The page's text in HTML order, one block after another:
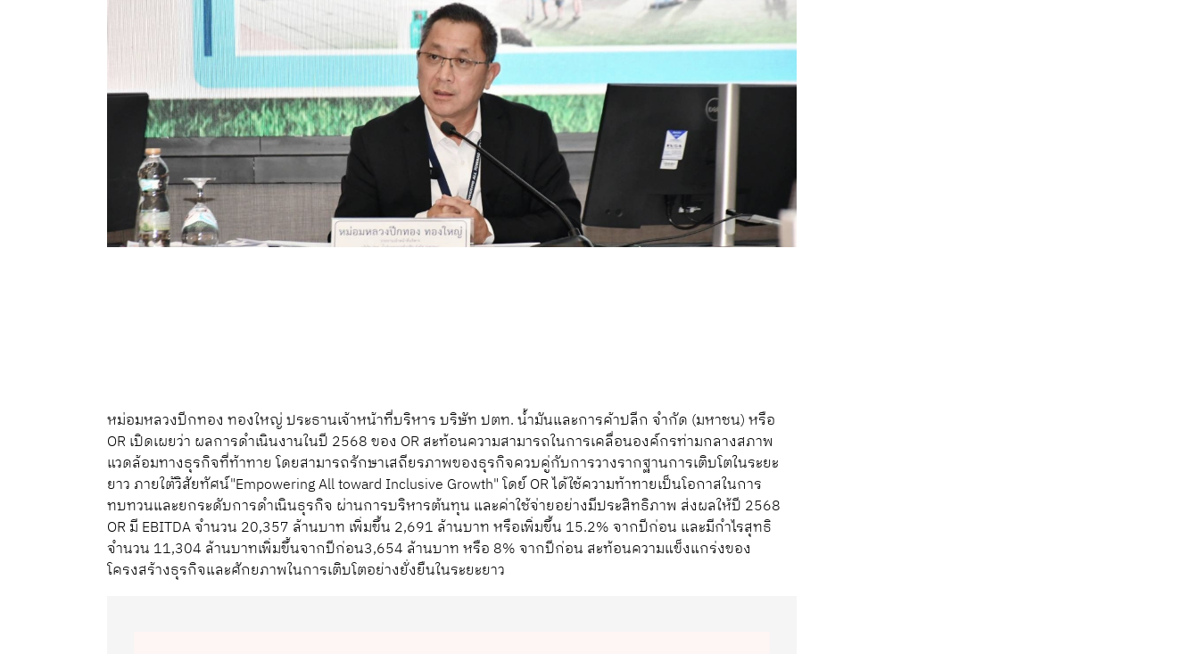
หม่อมหลวงปีกทอง ทองใหญ่ ประธานเจ้าหน้าที่บริหาร บริษัท ปตท. น้ำมันและการค้าปลีก จำกัด (มหาชน) หรือ
OR เปิดเผยว่า ผลการดำเนินงานในปี 2568 ของ OR สะท้อนความสามารถในการเคลื่อนองค์กรท่ามกลางสภาพ
แวดล้อมทางธุรกิจที่ท้าทาย โดยสามารถรักษาเสถียรภาพของธุรกิจควบคู่กับการวางรากฐานการเติบโตในระยะ
ยาว ภายใต้วิสัยทัศน์"Empowering All toward Inclusive Growth" โดย์ OR ได้ใช้ความท้าทายเป็นโอกาสในการ
ทบทวนและยกระดับการดำเนินธุรกิจ ผ่านการบริหารต้นทุน และค่าใช้จ่ายอย่างมีประสิทธิภาพ ส่งผลให้ปี 2568
OR มี EBITDA จำนวน 20,357 ล้านบาท เพิ่มขึ้น 2,691 ล้านบาท หรือเพิ่มขึ้น 15.2% จากปีก่อน และมีกำไรสุทธิ
จำนวน 11,304 ล้านบาทเพิ่มขึ้นจากปีก่อน3,654 ล้านบาท หรือ 8% จากปีก่อน สะท้อนความแข็งแกร่งของ
โครงสร้างธุรกิจและศักยภาพในการเติบโตอย่างยั่งยืนในระยะยาว